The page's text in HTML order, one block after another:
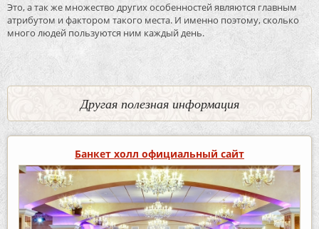
Это, а так же множество других особенностей являются главным
атрибутом и фактором такого места. И именно поэтому, сколько
много людей пользуются ним каждый день.
Другая полезная информация
Банкет холл официальный сайт